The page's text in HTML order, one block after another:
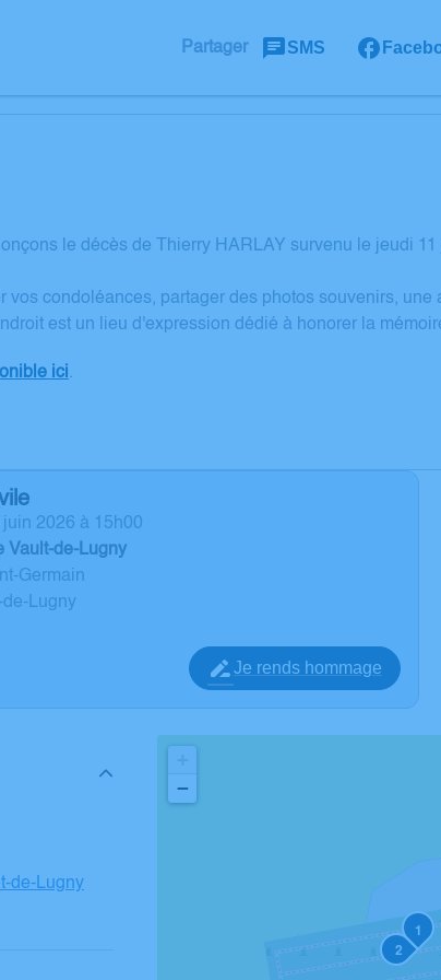
Partager SMS
le décès de Thierry HARLAY survenu le jeudi
condoléances, partager des photos souvenirs, une
est un lieu d'expression dédié à honorer la
ici.
juin 2026 à 15h00
Vault-de-Lugny
Germain
Lugny
Je rends hommage
de-Lugny
1
2
−